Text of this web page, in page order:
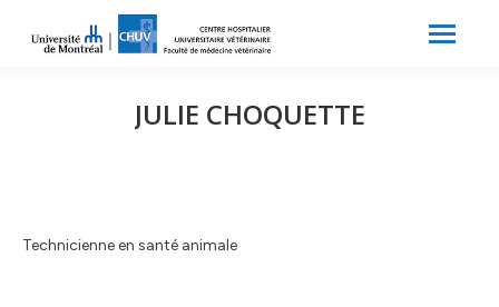
JULIE CHOQUETTE
Technicienne en santé animale